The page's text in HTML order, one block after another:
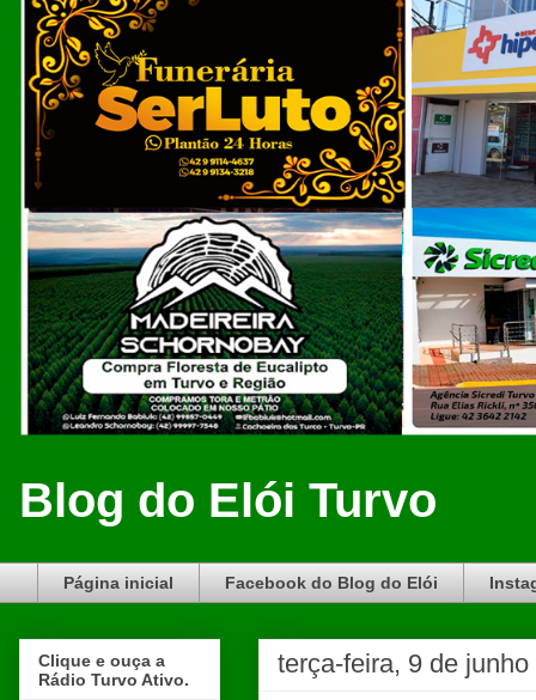
Blog do Elói Turvo
Página inicial Facebook do Blog do Elói
terça-feira, 9 de
Clique e ouça a
Rádio Turvo Ativo.